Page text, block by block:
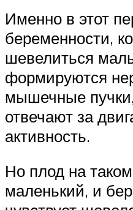
Именно в этот
беременности,
шевелиться
формируются
мышечные
отвечают за
активность.
Но плод на
маленький, и